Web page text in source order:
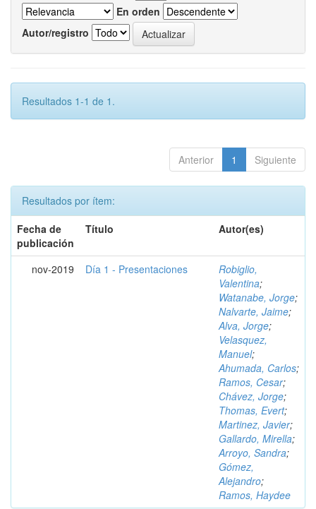
En orden
Autor/registro
Resultados 1-1 de 1.
Anterior 1 Siguiente
Resultados por ítem:
Fecha de
publicación
Título Autor(es)
nov-2019 Día 1 - Presentaciones
Robiglio,
Valentina;
Watanabe, Jorge;
Nalvarte, Jaime;
Alva, Jorge;
Velasquez,
Manuel;
Ahumada, Carlos;
Ramos, Cesar;
Chávez, Jorge;
Thomas, Evert;
Martinez, Javier;
Gallardo, Mirella;
Arroyo, Sandra;
Gómez,
Alejandro;
Ramos, Haydee